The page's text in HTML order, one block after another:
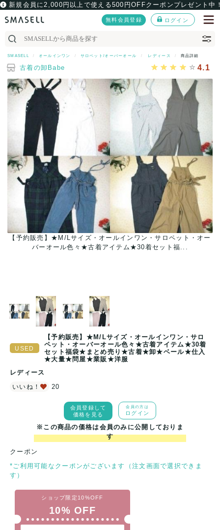
新規会員に2,000円以上で使える500円OFFクーポンプレゼント中
無料会員登録 ログイン
SMASELL オールインワン サロペット/オーバーオール レディース 商品詳細
古着の卸Babe 4.1
【予約販売】★M/Lサイズ・オールインワン・サロペット・オー
バーオール色々★古着アイテム★30着セット福...
【予約販売】★M/Lサイズ・オールインワン・サロ
ペット・オーバーオール色々★古着アイテム★30着
セット福袋★まとめ売り★古着★卸★ベール★仕入
★大量★問屋★業販★洋服
レディース
いいね！
20
会員登録して
価格を見る
会員の方は
ログイン
※この商品の価格は会員のみに公開しておりま
す
クーポン
*ご利用可能なクーポンがございます（注文画面で選択できま
す）
ショップ限定10%OFF
10% OFF